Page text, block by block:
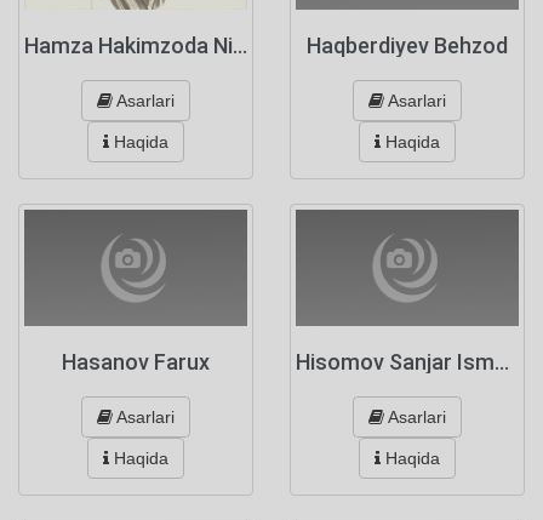
Hamza Hakimzoda Niyoziy
Asarlari
Haqida
Haqberdiyev Behzod
Asarlari
Haqida
Hasanov Farux
Asarlari
Haqida
Hisomov Sanjar Ismoilzoda
Asarlari
Haqida